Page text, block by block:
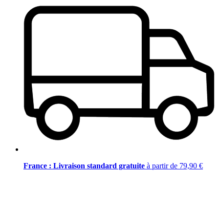
France : Livraison standard gratuite à partir de 79,90 €